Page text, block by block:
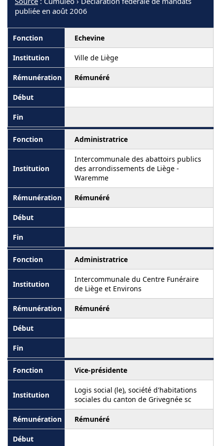
publiée en août 2006
Echevine
Ville de Liège
Rémunéré
Administratrice
Intercommunale des abattoirs publics
des arrondissements de Liège -
Waremme
Rémunéré
Administratrice
Intercommunale du Centre Funéraire
de Liège et Environs
Rémunéré
Vice-présidente
Logis social (le), société d'habitations
sociales du canton de Grivegnée sc
Rémunéré